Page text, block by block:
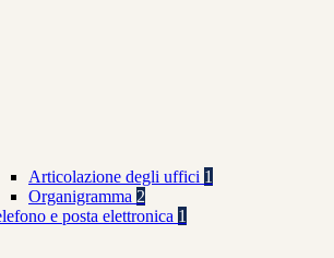
Articolazione degli uffici 1
Organigramma 2
e posta elettronica 1